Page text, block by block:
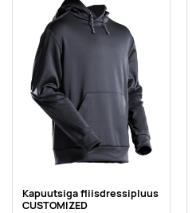
Kapuutsiga fliisdressipluus
CUSTOMIZED